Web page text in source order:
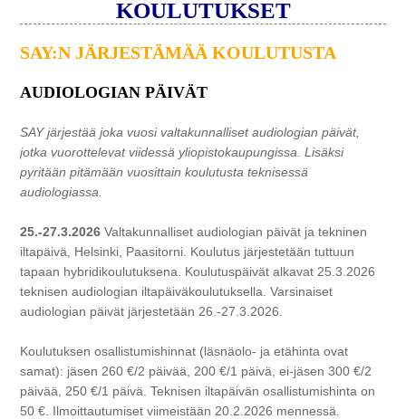
KOULUTUKSET
SAY:N JÄRJESTÄMÄÄ KOULUTUSTA
AUDIOLOGIAN PÄIVÄT
SAY järjestää joka vuosi valtakunnalliset audiologian päivät,
jotka vuorottelevat viidessä yliopistokaupungissa. Lisäksi
pyritään pitämään vuosittain koulutusta teknisessä
audiologiassa.
25.-27.3.2026 Valtakunnalliset audiologian päivät ja tekninen
iltapäivä, Helsinki, Paasitorni. Koulutus järjestetään tuttuun
tapaan hybridikoulutuksena. Koulutuspäivät alkavat 25.3.2026
teknisen audiologian iltapäiväkoulutuksella. Varsinaiset
audiologian päivät järjestetään 26.-27.3.2026.
Koulutuksen osallistumishinnat (läsnäolo- ja etähinta ovat
samat): jäsen 260 €/2 päivää, 200 €/1 päivä, ei-jäsen 300 €/2
päivää, 250 €/1 päivä. Teknisen iltapäivän osallistumishinta on
50 €. Ilmoittautumiset viimeistään 20.2.2026 mennessä.